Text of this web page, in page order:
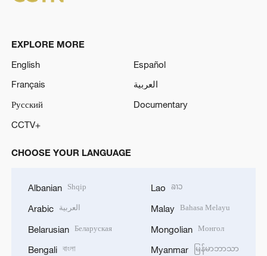
EXPLORE MORE
English
Español
Français
العربية
Русский
Documentary
CCTV+
CHOOSE YOUR LANGUAGE
Albanian Shqip
Arabic العربية
Belarusian Беларуская
Bengali বাংলা
Lao ລາວ
Malay Bahasa Melayu
Mongolian Монгол
Myanmar မြန်မာဘာသာ